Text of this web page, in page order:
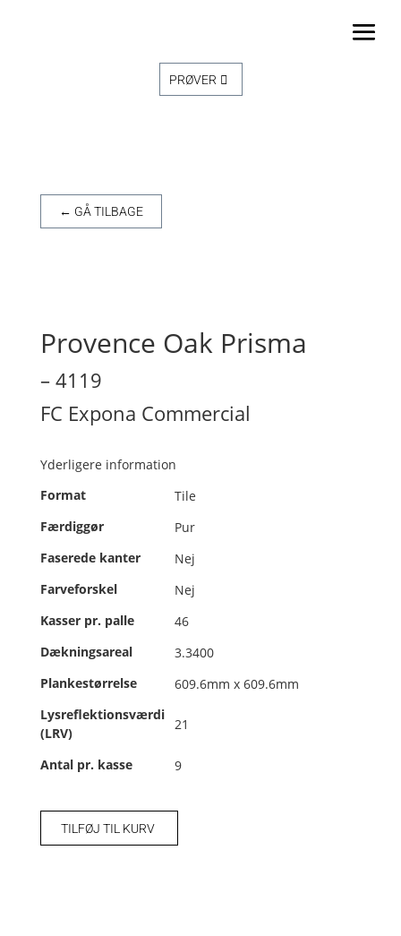
PRØVER
← GÅ TILBAGE
Provence Oak Prisma
– 4119
FC Expona Commercial
Yderligere information
Format
Tile
Færdiggør
Pur
Faserede kanter
Nej
Farveforskel
Nej
Kasser pr. palle
46
Dækningsareal
3.3400
Plankestørrelse
609.6mm x 609.6mm
Lysreflektionsværdi
(LRV)
21
Antal pr. kasse 9
TILFØJ TIL KURV